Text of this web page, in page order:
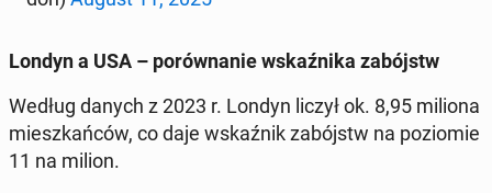
Londyn a USA – po­rów­na­nie wskaź­ni­ka za­bójstw
Według danych z 2023 r. Londyn liczył ok. 8,95 miliona
miesz­kań­ców, co daje wskaź­nik za­bójstw na po­zio­mie
11 na milion.